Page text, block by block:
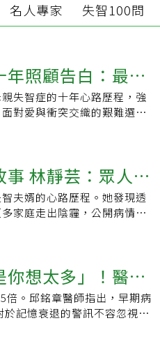
名人專家 失智100問
年照顧告白：最痛
失智症的十年心路歷程，強
對愛與衝突交織的艱難選
事 林靜芸：眾人回
鑰匙，打開了林
夫婿的心路歷程。她發現透
家庭走出陰霾，公開病情尋
你想太多」！醫
倍
倍。邱銘章醫師指出，早期病
記憶衰退的警訊不容忽視。